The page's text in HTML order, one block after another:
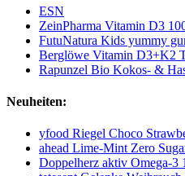
ESN
ZeinPharma Vitamin D3
FutuNatura Kids yummy
Berglöwe Vitamin D3+K2
Rapunzel Bio Kokos- &
Neuheiten:
yfood Riegel Choco
ahead Lime-Mint Zero
Doppelherz aktiv Omega-3